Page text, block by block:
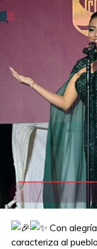
Con
caracteriza al